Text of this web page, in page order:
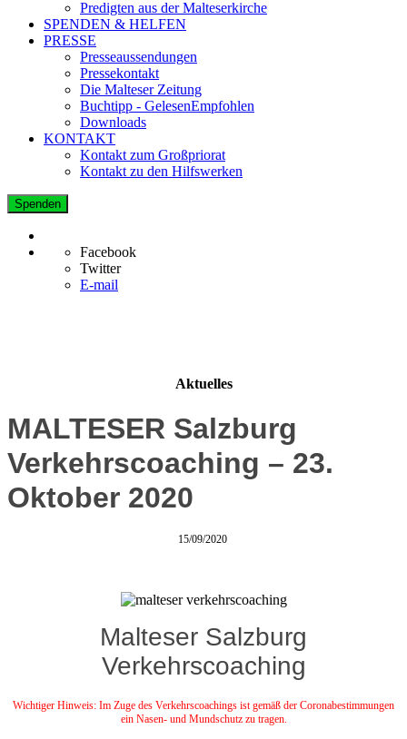
Predigten aus der Malteserkirche
SPENDEN & HELFEN
PRESSE
Presseaussendungen
Pressekontakt
Die Malteser Zeitung
Buchtipp - GelesenEmpfohlen
Downloads
KONTAKT
Kontakt zum Großpriorat
Kontakt zu den Hilfswerken
Spenden
Facebook
Twitter
E-mail
Aktuelles
MALTESER Salzburg
Verkehrscoaching – 23.
Oktober 2020
15/09/2020
Malteser Salzburg
Verkehrscoaching
Wichtiger Hinweis: Im Zuge des Verkehrscoachings ist gemäß der Coronabestimmungen
ein Nasen- und Mundschutz zu tragen.